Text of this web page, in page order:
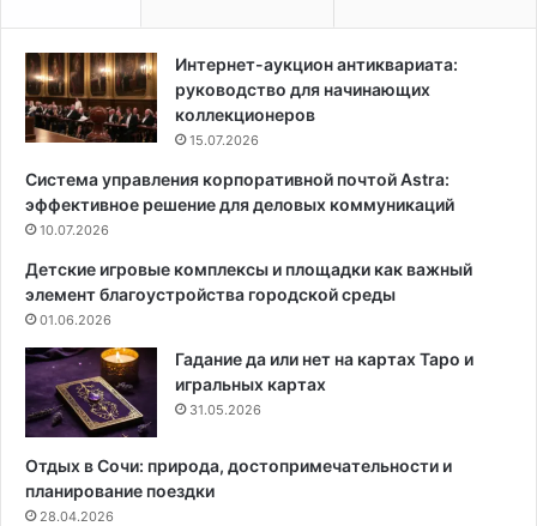
о
с
т
ь
д
р
е
в
н
н
о
г
о
о
м
е
Интернет-аукцион антиквариата:
руководство для начинающих
коллекционеров
15.07.2026
Система управления корпоративной почтой Astra:
эффективное решение для деловых коммуникаций
10.07.2026
Детские игровые комплексы и площадки как важный
элемент благоустройства городской среды
01.06.2026
Гадание да или нет на картах Таро и
игральных картах
31.05.2026
Отдых в Сочи: природа, достопримечательности и
планирование поездки
28.04.2026